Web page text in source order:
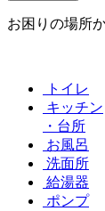
お困りの場所
トイレ
キッチン
・台所
お風呂
洗面所
給湯器
ポンプ